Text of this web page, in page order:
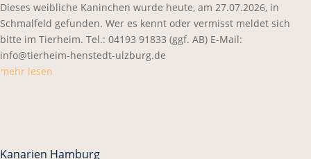
Dieses weibliche Kaninchen wurde heute, am 27.07.2026, in
Schmalfeld gefunden. Wer es kennt oder vermisst meldet sich
bitte im Tierheim. Tel.: 04193 91833 (ggf. AB) E-Mail:
info@tierheim-henstedt-ulzburg.de
mehr lesen
Kanarien Hamburg